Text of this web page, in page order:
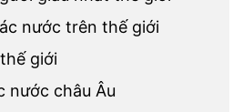
nước trên thế giới
giới
nước châu Âu